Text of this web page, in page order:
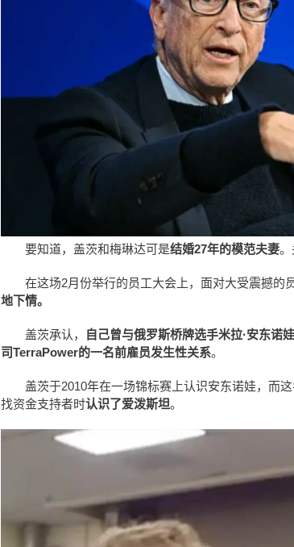
要知道，盖茨和梅琳达可是结婚27年的模范夫妻。
在这场2月份举行的员工大会上，面对大受震撼的
地下情。
盖茨承认，
自己曾与俄罗斯桥牌选手米拉·安东诺
司TerraPower的一名前雇员发生性关系。
盖茨于2010年在一场锦标赛上认识安东诺娃，而
找资金支持者时认识了爱泼斯坦。